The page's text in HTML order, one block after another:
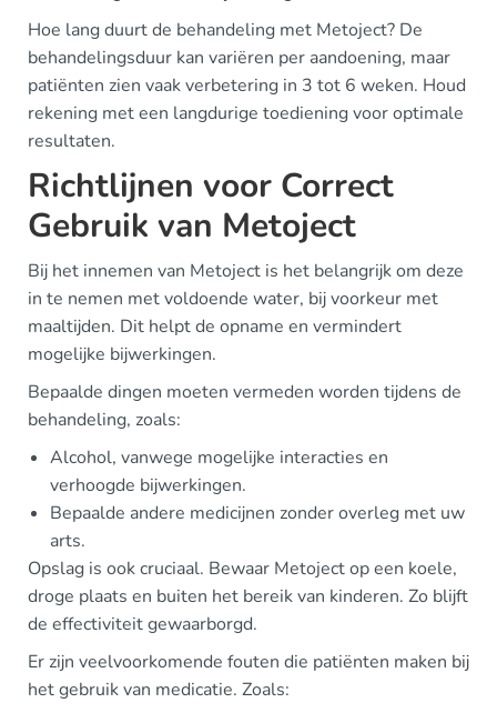
Hoe lang duurt de behandeling met Metoject? De
behandelingsduur kan variëren per aandoening, maar
patiënten zien vaak verbetering in 3 tot 6 weken. Houd
rekening met een langdurige toediening voor optimale
resultaten.
Richtlijnen voor Correct
Gebruik van Metoject
Bij het innemen van Metoject is het belangrijk om deze
in te nemen met voldoende water, bij voorkeur met
maaltijden. Dit helpt de opname en vermindert
mogelijke bijwerkingen.
Bepaalde dingen moeten vermeden worden tijdens de
behandeling, zoals:
Alcohol, vanwege mogelijke interacties en
verhoogde bijwerkingen.
Bepaalde andere medicijnen zonder overleg met uw
arts.
Opslag is ook cruciaal. Bewaar Metoject op een koele,
droge plaats en buiten het bereik van kinderen. Zo blijft
de effectiviteit gewaarborgd.
Er zijn veelvoorkomende fouten die patiënten maken bij
het gebruik van medicatie. Zoals: